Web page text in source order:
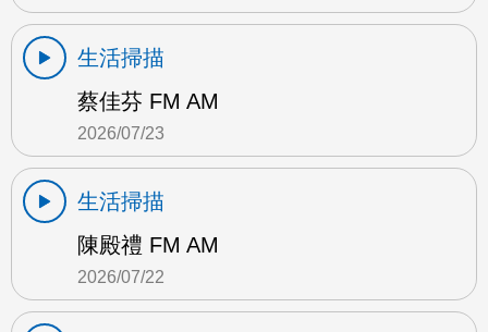
生活掃描
蔡佳芬 FM AM
2026/07/23
生活掃描
陳殿禮 FM AM
2026/07/22